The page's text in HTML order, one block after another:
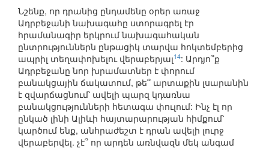
Նշենք, որ դրանից ընդամենը օրեր առաջ
Ադրբեջանի նախագահը ստորագրել էր
հրամանագիր երկրում նախագահական
ընտրություններն ընթացիկ տարվա հոկտեմբերից
ապրիլ տեղափոխելու վերաբերյալ14: Արդյո՞ք
Ադրբեջանը նոր խրամատներ է փորում
բանակցային ճակատում, թե՞ արտաքին լսարանին
է զվարճացնում՝ ավելի պարզ կդառնա
բանակցությունների հետագա փուլում: Ինչ էլ որ
ընկած լինի Ալիևի հայտարարության հիմքում՝
կարծում ենք, անհրաժեշտ է դրան ավելի լուրջ
վերաբերվել. չէ՞ որ արդեն առնվազն մեկ անգամ